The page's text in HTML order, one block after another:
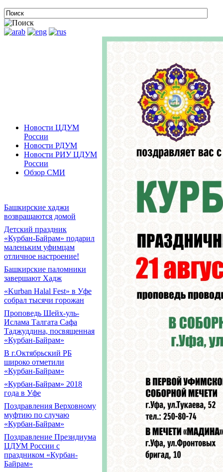
Новости ЦДУМ
России
Новости РДУМ
Новости РИУ ЦДУМ
России
Обзор СМИ
Башкирские хаджи
возвращаются домой
Детский праздник
«Курбан-Байрам» подарил
маленьким уфимцам
отличное настроение!
Башкирские паломники
завершают Хадж
«Kurban Halal Fest» в Уфе
собрал тысячи горожан
Проповедь Шейх-уль-
Ислама Талгата Сафа
Таджуддина, посвященная
«Курбан-Байрам»
В г.Октябрьский РБ
широко отметили
«Курбан-Байрам»
«Курбан-Байрам» 2018
года в Уфе
Поздравления Верховному
муфтию по случаю
«Курбан-Байрам»
Поздравление Президиума
ЦДУМ России с
праздником «Курбан-
Байрам»